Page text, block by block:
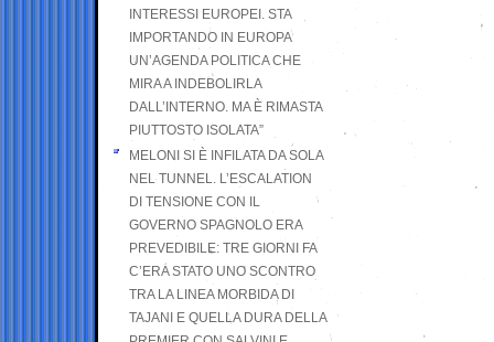
INTERESSI EUROPEI. STA
IMPORTANDO IN EUROPA
UN’AGENDA POLITICA CHE
MIRA A INDEBOLIRLA
DALL’INTERNO. MA È RIMASTA
PIUTTOSTO ISOLATA”
MELONI SI È INFILATA DA SOLA
NEL TUNNEL. L’ESCALATION
DI TENSIONE CON IL
GOVERNO SPAGNOLO ERA
PREVEDIBILE: TRE GIORNI FA
C’ERA STATO UNO SCONTRO
TRA LA LINEA MORBIDA DI
TAJANI E QUELLA DURA DELLA